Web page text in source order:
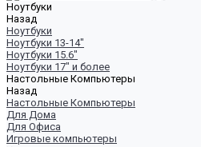
Ноутбуки
Назад
Ноутбуки
Ноутбуки 13-14"
Ноутбуки 15.6"
Ноутбуки 17" и более
Настольные Компьютеры
Назад
Настольные Компьютеры
Для Дома
Для Офиса
Игровые компьютеры